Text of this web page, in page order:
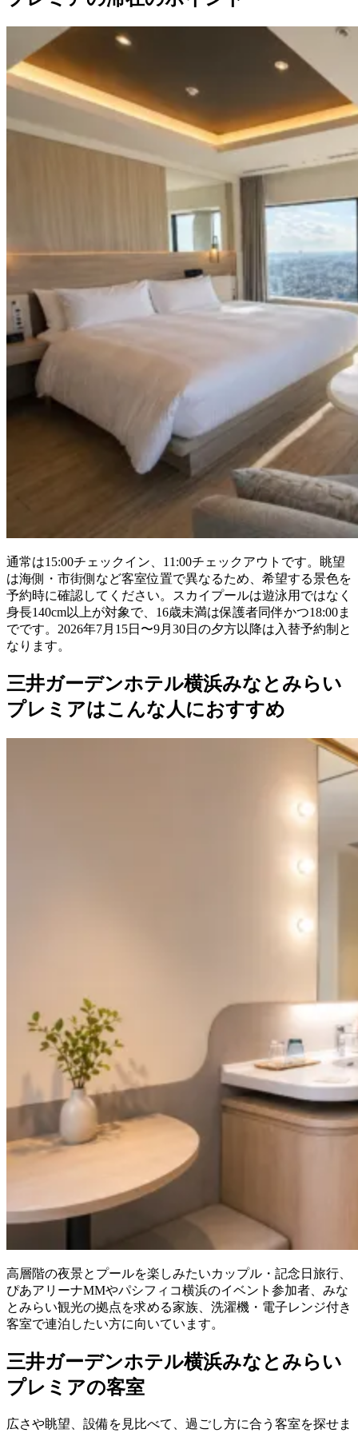
通常は15:00チェックイン、11:00チェックアウトです。眺望
は海側・市街側など客室位置で異なるため、希望する景色を
予約時に確認してください。スカイプールは遊泳用ではなく
身長140cm以上が対象で、16歳未満は保護者同伴かつ18:00ま
でです。2026年7月15日〜9月30日の夕方以降は入替予約制と
なります。
三井ガーデンホテル横浜みなとみらい
プレミアはこんな人におすすめ
高層階の夜景とプールを楽しみたいカップル・記念日旅行、
ぴあアリーナMMやパシフィコ横浜のイベント参加者、みな
とみらい観光の拠点を求める家族、洗濯機・電子レンジ付き
客室で連泊したい方に向いています。
三井ガーデンホテル横浜みなとみらい
プレミアの客室
広さや眺望、設備を見比べて、過ごし方に合う客室を探せま